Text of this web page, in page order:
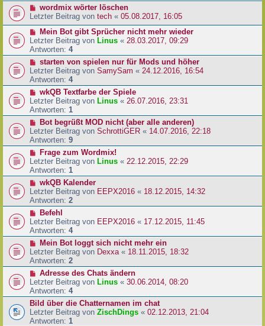
wordmix wörter löschen
Letzter Beitrag von tech « 05.08.2017, 16:05
Mein Bot gibt Sprücher nicht mehr wieder
Letzter Beitrag von Linus « 28.03.2017, 09:29
Antworten: 4
starten von spielen nur für Mods und höher
Letzter Beitrag von SamySam « 24.12.2016, 16:54
Antworten: 4
wkQB Textfarbe der Spiele
Letzter Beitrag von Linus « 26.07.2016, 23:31
Antworten: 1
Bot begrüßt MOD nicht (aber alle anderen)
Letzter Beitrag von SchrottiGER « 14.07.2016, 22:18
Antworten: 9
Frage zum Wordmix!
Letzter Beitrag von Linus « 22.12.2015, 22:29
Antworten: 1
wkQB Kalender
Letzter Beitrag von EEPX2016 « 18.12.2015, 14:32
Antworten: 2
Befehl
Letzter Beitrag von EEPX2016 « 17.12.2015, 11:45
Antworten: 4
Mein Bot loggt sich nicht mehr ein
Letzter Beitrag von Dexxa « 18.11.2015, 18:32
Antworten: 2
Adresse des Chats ändern
Letzter Beitrag von Linus « 30.06.2014, 08:20
Antworten: 4
Bild über die Chatternamen im chat
Letzter Beitrag von ZischDings « 02.12.2013, 21:04
Antworten: 1